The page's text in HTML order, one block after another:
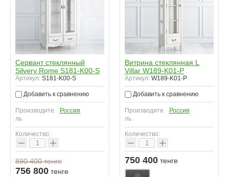
Сервант стеклянный
Silvery Rome S181-K00-S
Артикул: S181-K00-S
Добавить к сравнению
Производите
ль
Россия
Количество:
− +
890 400тенге
756 800 тенге
Витрина стеклянная L
Villar W189-K01-P
Артикул: W189-K01-P
Добавить к сравнению
Производите
ль
Россия
Количество:
− +
750 400 тенге